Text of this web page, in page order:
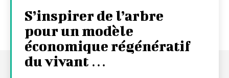
S’inspirer de l’arbre
pour un modèle
économique régénératif
du vivant …